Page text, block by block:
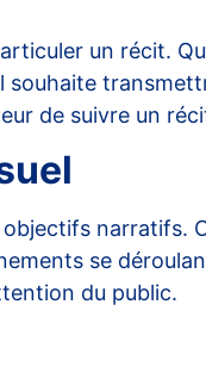
un récit.
souhaite
de suivre un
objectifs narratifs.
se
du public.